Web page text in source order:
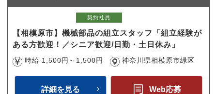
契約社員
【相模原市】機械部品の組立スタッフ「組立経験が
ある方歓迎！／シニア歓迎/日勤・土日休み」
時給 1,500円～1,500円 神奈川県相模原市緑区
詳細を見る Web応募